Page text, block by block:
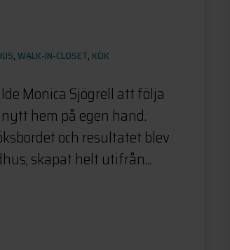
,WALK-IN-CLOSET, KÖK
Monica Sjögrell att följa
hem på egen hand.
och resultatet blev
skapat helt utifrån...